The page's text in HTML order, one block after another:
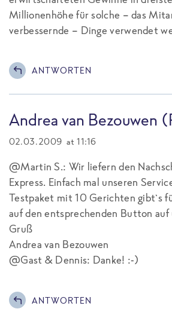
Millionenhöhe für solche – das
verbessernde – Dinge verwendet
ANTWORTEN
Andrea van Bezouwen
02.03.2009 at 11:16
@Martin S.: Wir liefern den
Express. Einfach mal unseren
Testpaket mit 10 Gerichten gibt`s
auf den entsprechenden Button auf
Gruß
Andrea van Bezouwen
@Gast & Dennis: Danke! :-)
ANTWORTEN